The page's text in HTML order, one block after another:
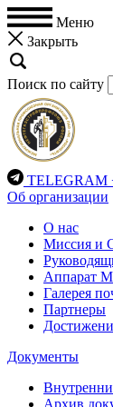
Меню
Закрыть
Поиск по сайту
TELEGRAM
Об организации
О нас
Миссия и
Аппарат
Галерея
Партнеры
Документы
Архив